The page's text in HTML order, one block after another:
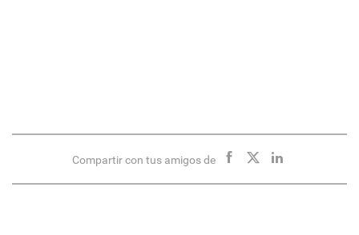
Compartir con tus amigos de